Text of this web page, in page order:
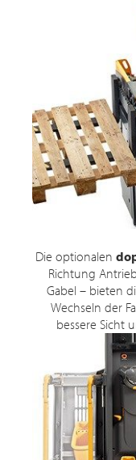
Die optionalen
Richtung
Gabel – bieten
Wechseln der
bessere Sicht